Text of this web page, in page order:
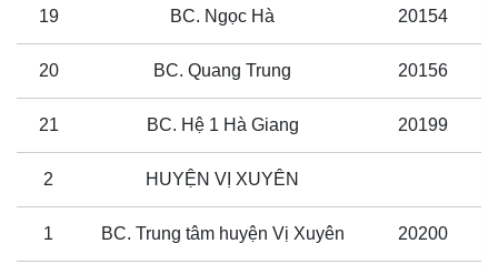
19 BC. Ngọc Hà 20154
20 BC. Quang Trung 20156
21 BC. Hệ 1 Hà Giang 20199
2 HUYỆN VỊ XUYÊN
1 BC. Trung tâm huyện Vị Xuyên 20200